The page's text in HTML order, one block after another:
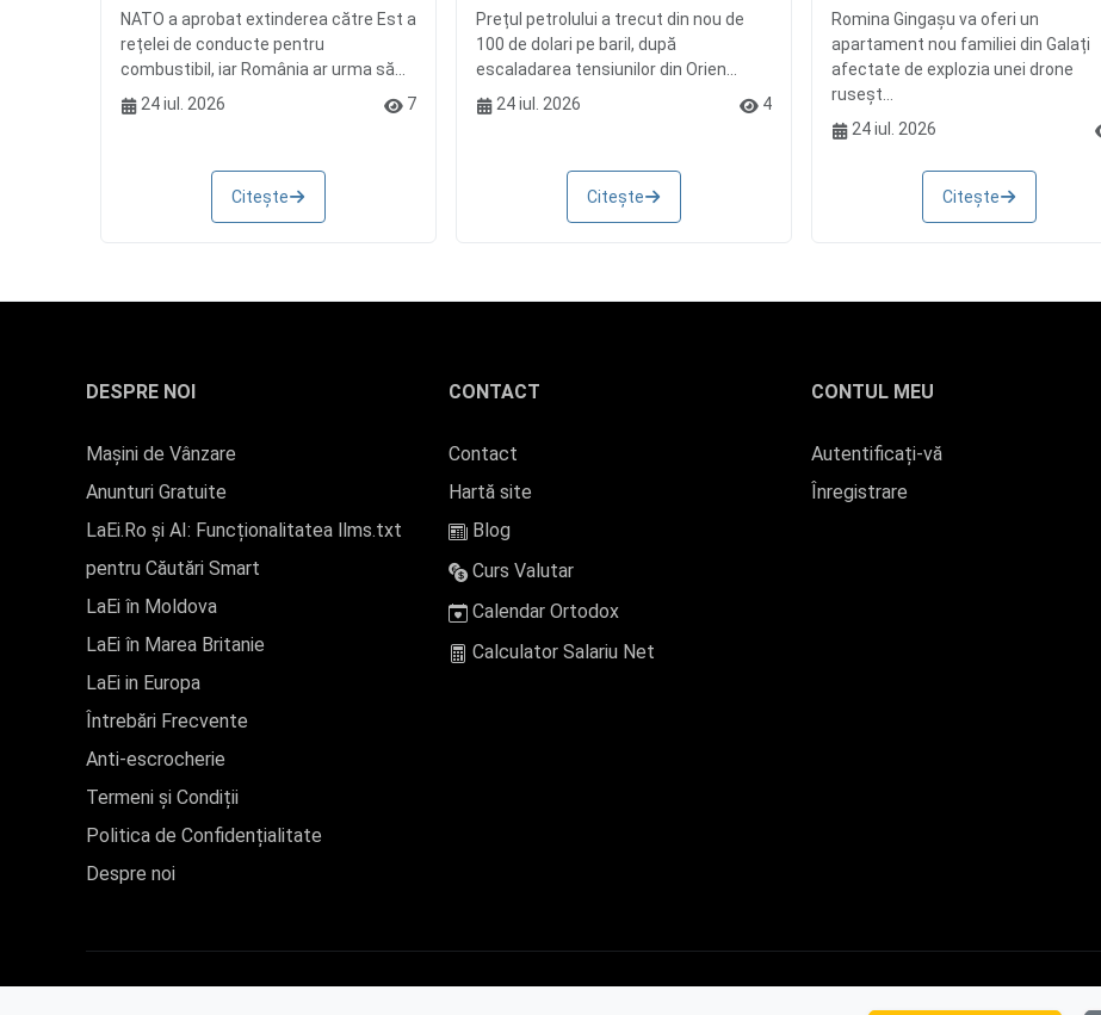
NATO a aprobat extinderea către Est a
rețelei de conducte pentru
combustibil, iar România ar urma să...
24 iul. 2026
7
Citește
Prețul petrolului a trecut din nou de
100 de dolari pe baril, după
escaladarea tensiunilor din Orien...
24 iul. 2026
4
Citește
Romina Gingașu va oferi un
apartament nou familiei din Galați
afectate de explozia unei drone
ruseșt...
24 iul. 2026
Citește
DESPRE NOI
Mașini de Vânzare
Anunturi Gratuite
LaEi.Ro și AI: Funcționalitatea llms.txt
pentru Căutări Smart
LaEi în Moldova
LaEi în Marea Britanie
LaEi in Europa
Întrebări Frecvente
Anti-escrocherie
Termeni și Condiții
Politica de Confidențialitate
Despre noi
CONTACT
Contact
Hartă site
Blog
Curs Valutar
Calendar Ortodox
Calculator Salariu Net
CONTUL MEU
Autentificați-vă
Înregistrare